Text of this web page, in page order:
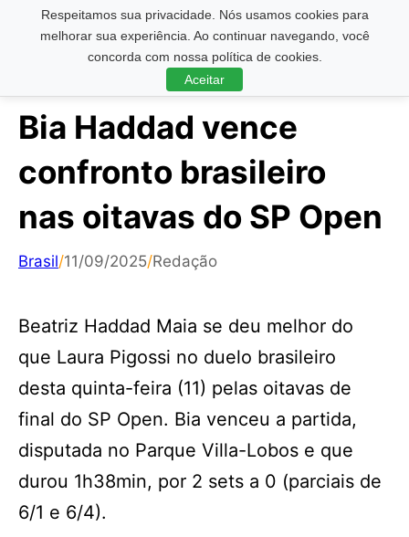
Respeitamos sua privacidade. Nós usamos cookies para
melhorar sua experiência. Ao continuar navegando, você
concorda com nossa política de cookies.
Aceitar
Pesquisar ...
Bia Haddad vence
confronto brasileiro
nas oitavas do SP Open
Brasil/11/09/2025/Redação
Beatriz Haddad Maia se deu melhor do
que Laura Pigossi no duelo brasileiro
desta quinta-feira (11) pelas oitavas de
final do SP Open. Bia venceu a partida,
disputada no Parque Villa-Lobos e que
durou 1h38min, por 2 sets a 0 (parciais de
6/1 e 6/4).